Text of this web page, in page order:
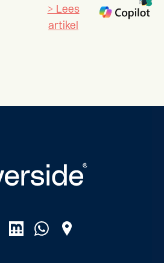
> Lees
artikel